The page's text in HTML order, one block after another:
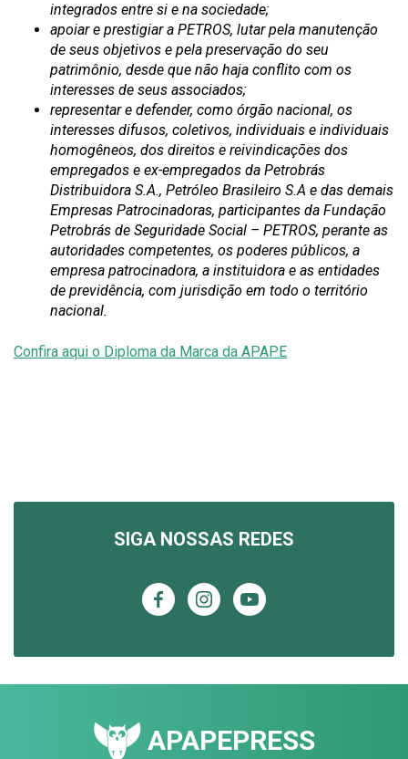
integrados entre si e na sociedade;
apoiar e prestigiar a PETROS, lutar pela manutenção
de seus objetivos e pela preservação do seu
patrimônio, desde que não haja conflito com os
interesses de seus associados;
representar e defender, como órgão nacional, os
interesses difusos, coletivos, individuais e individuais
homogêneos, dos direitos e reivindicações dos
empregados e ex-empregados da Petrobrás
Distribuidora S.A., Petróleo Brasileiro S.A e das demais
Empresas Patrocinadoras, participantes da Fundação
Petrobrás de Seguridade Social – PETROS, perante as
autoridades competentes, os poderes públicos, a
empresa patrocinadora, a instituidora e as entidades
de previdência, com jurisdição em todo o território
nacional.
Confira aqui o Diploma da Marca da APAPE
SIGA NOSSAS REDES
APAPEPRESS